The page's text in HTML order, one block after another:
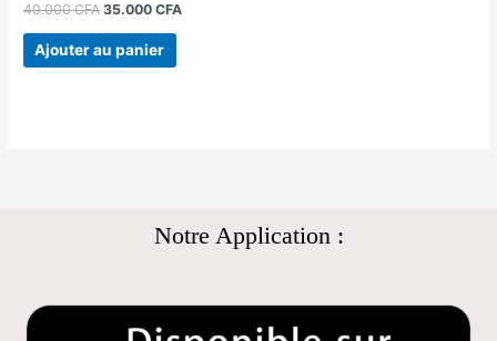
40.000CFA 35.000CFA
Ajouter au panier
Notre Application :